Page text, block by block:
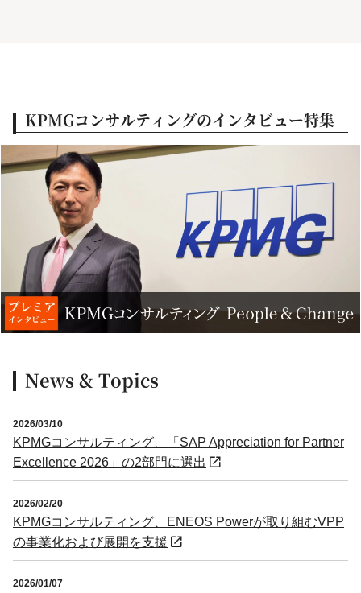
KPMGコンサルティングのインタビュー特集
News & Topics
2026/03/10
KPMGコンサルティング、「SAP Appreciation for Partner
Excellence 2026」の2部門に選出
2026/02/20
KPMGコンサルティング、ENEOS Powerが取り組むVPP
の事業化および展開を支援
2026/01/07